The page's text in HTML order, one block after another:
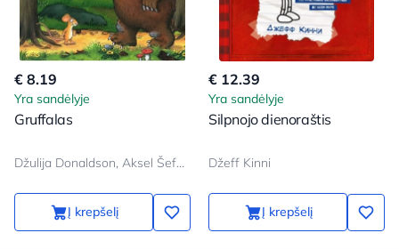
€ 8.19
Yra sandėlyje
Gruffalas
Džulija Donaldson, Aksel Šeffler
Į krepšelį
€ 12.39
Yra sandėlyje
Silpnojo dienoraštis
Džeff Kinni
Į krepšelį